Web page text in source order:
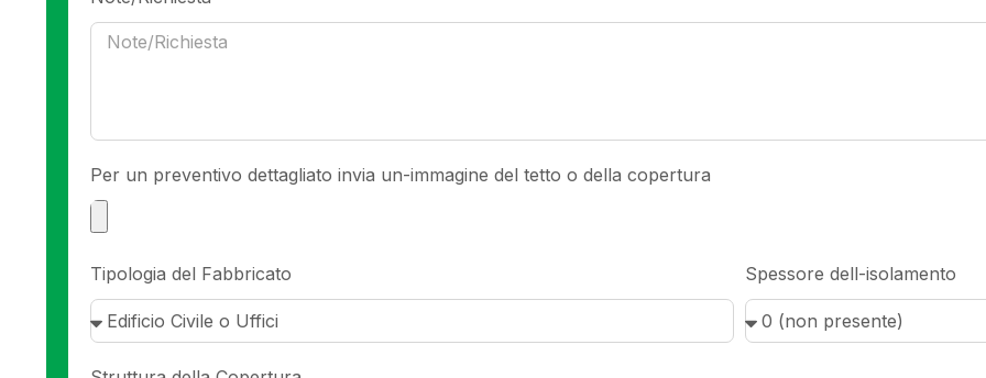
Per un preventivo dettagliato invia un-immagine del tetto o della copertura
Tipologia del Fabbricato Spessore dell-isolamento